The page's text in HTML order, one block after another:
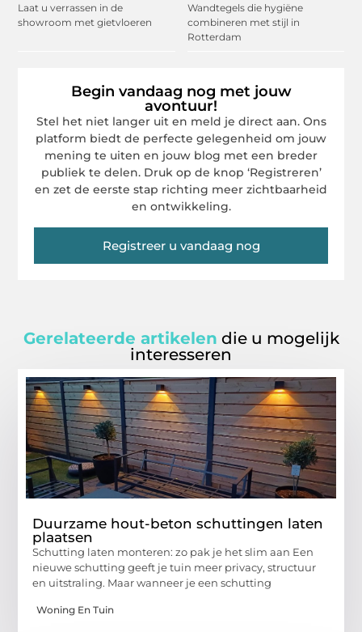
Laat u verrassen in de
showroom met gietvloeren
Wandtegels die hygiëne
combineren met stijl in
Rotterdam
Begin vandaag nog met jouw
avontuur!
Stel het niet langer uit en meld je direct aan. Ons
platform biedt de perfecte gelegenheid om jouw
mening te uiten en jouw blog met een breder
publiek te delen. Druk op de knop ‘Registreren’
en zet de eerste stap richting meer zichtbaarheid
en ontwikkeling.
Registreer u vandaag nog
Gerelateerde artikelen die u mogelijk
interesseren
Duurzame hout-beton schuttingen laten
plaatsen
Schutting laten monteren: zo pak je het slim aan Een
nieuwe schutting geeft je tuin meer privacy, structuur
en uitstraling. Maar wanneer je een schutting
Woning En Tuin